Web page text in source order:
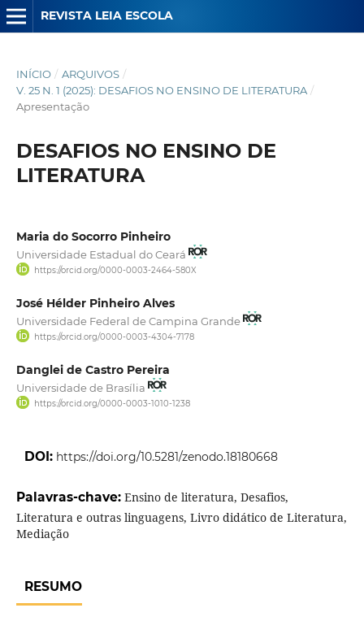
REVISTA LEIA ESCOLA
INÍCIO / ARQUIVOS /
V. 25 N. 1 (2025): DESAFIOS NO ENSINO DE LITERATURA /
Apresentação
DESAFIOS NO ENSINO DE
LITERATURA
Maria do Socorro Pinheiro
Universidade Estadual do Ceará
https://orcid.org/0000-0003-2464-580X
José Hélder Pinheiro Alves
Universidade Federal de Campina Grande
https://orcid.org/0000-0003-4304-7178
Danglei de Castro Pereira
Universidade de Brasília
https://orcid.org/0000-0003-1010-1238
DOI: https://doi.org/10.5281/zenodo.18180668
Palavras-chave: Ensino de literatura, Desafios,
Literatura e outras linguagens, Livro didático de Literatura,
Mediação
RESUMO